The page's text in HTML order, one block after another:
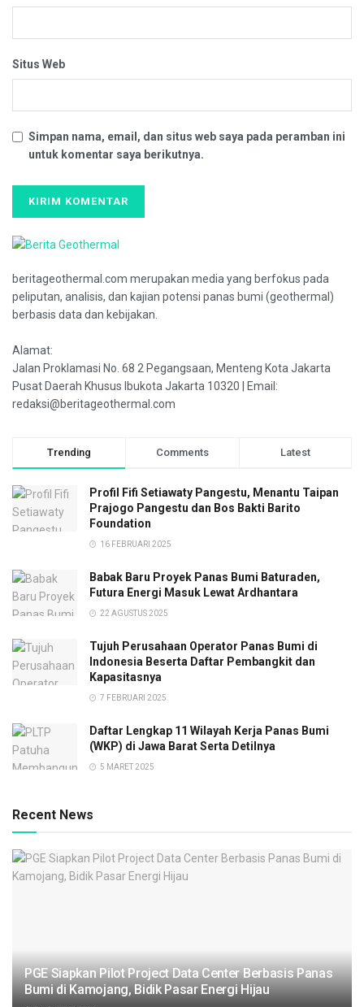
Situs Web
Simpan nama, email, dan situs web saya pada peramban ini
untuk komentar saya berikutnya.
beritageothermal.com merupakan media yang berfokus pada
peliputan, analisis, dan kajian potensi panas bumi (geothermal)
berbasis data dan kebijakan.
Alamat:
Jalan Proklamasi No. 68 2 Pegangsaan, Menteng Kota Jakarta
Pusat Daerah Khusus Ibukota Jakarta 10320 | Email:
redaksi@beritageothermal.com
Trending Comments Latest
Profil Fifi Setiawaty Pangestu, Menantu Taipan
Prajogo Pangestu dan Bos Bakti Barito
Foundation
16 FEBRUARI 2025
Babak Baru Proyek Panas Bumi Baturaden,
Futura Energi Masuk Lewat Ardhantara
22 AGUSTUS 2025
Tujuh Perusahaan Operator Panas Bumi di
Indonesia Beserta Daftar Pembangkit dan
Kapasitasnya
7 FEBRUARI 2025
Daftar Lengkap 11 Wilayah Kerja Panas Bumi
(WKP) di Jawa Barat Serta Detilnya
5 MARET 2025
Recent News
PGE Siapkan Pilot Project Data Center Berbasis Panas
Bumi di Kamojang, Bidik Pasar Energi Hijau